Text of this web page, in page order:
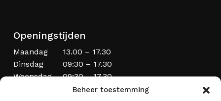
Beheer toestemming
Openingstijden
Maandag
13.00 – 17.30
Dinsdag
09:30 – 17.30
Woensdag
09:30 – 17.30
09:30 – 20.00